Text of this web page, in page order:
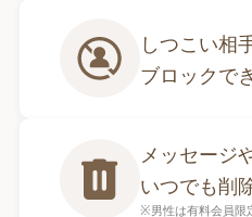
しつこい相
ブロックで
メッセージ
いつでも削
※男性は有料会員限